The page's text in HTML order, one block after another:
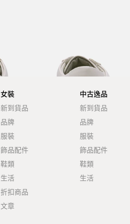
女裝
新到貨品
品牌
服裝
飾品配件
鞋類
生活
折扣商品
文章
中古逸品
新到貨品
品牌
服裝
飾品配件
鞋類
生活